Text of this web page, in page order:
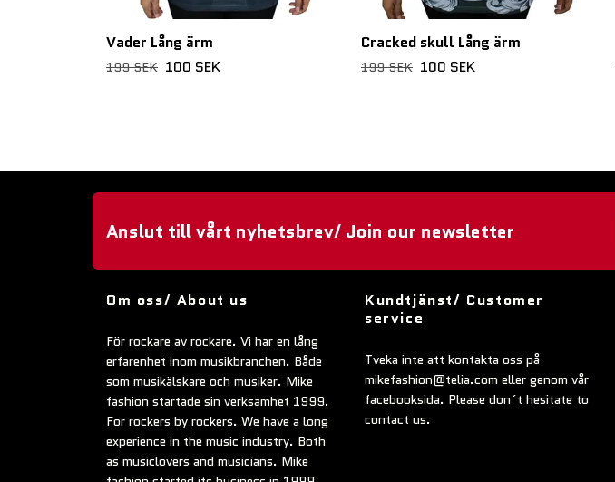
Vader Lång ärm
199 SEK 100 SEK
Cracked skull Lång ärm
199 SEK 100 SEK
Anslut till vårt nyhetsbrev/ Join our newsletter
Om oss/ About us
För rockare av rockare. Vi har en lång
erfarenhet inom musikbranchen. Både
som musikälskare och musiker. Mike
fashion startade sin verksamhet 1999.
For rockers by rockers. We have a long
experience in the music industry. Both
as musiclovers and musicians. Mike
Kundtjänst/ Customer
service
Tveka inte att kontakta oss på
mikefashion@telia.com eller genom vår
facebooksida. Please don´t hesitate to
contact us.